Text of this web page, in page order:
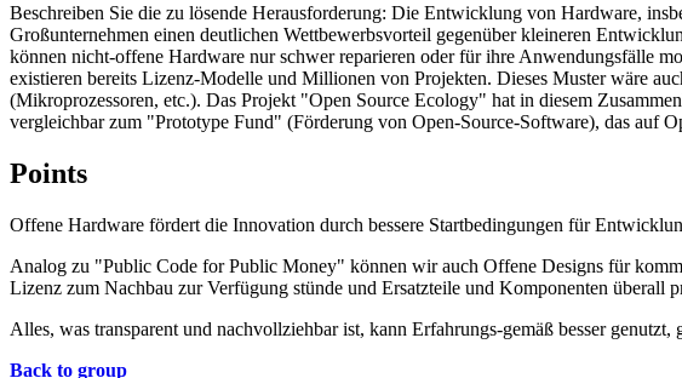
Beschreiben Sie die zu lösende Herausforderung: Die Entwicklung von Hardware,
Großunternehmen einen deutlichen Wettbewerbsvorteil gegenüber kleineren
können nicht-offene Hardware nur schwer reparieren oder für ihre Anwendungsfälle
existieren bereits Lizenz-Modelle und Millionen von Projekten. Dieses Muster wäre
(Mikroprozessoren, etc.). Das Projekt "Open Source Ecology" hat in diesem
vergleichbar zum "Prototype Fund" (Förderung von Open-Source-Software), das auf
Points
Offene Hardware fördert die Innovation durch bessere Startbedingungen für
Analog zu "Public Code for Public Money" können wir auch Offene Designs für
Lizenz zum Nachbau zur Verfügung stünde und Ersatzteile und Komponenten überall
Alles, was transparent und nachvollziehbar ist, kann Erfahrungs-gemäß besser
Back to group